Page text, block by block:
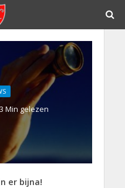
3 Min gelezen
er bijna!